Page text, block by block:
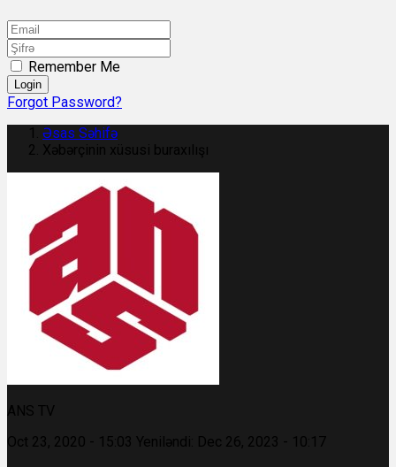
Remember Me
Login
Forgot Password?
Əsas Səhifə
Xəbərçinin xüsusi buraxılışı
ANS TV
Oct 23, 2020 - 15:03 Yeniləndi: Dec 26, 2023 - 10:17